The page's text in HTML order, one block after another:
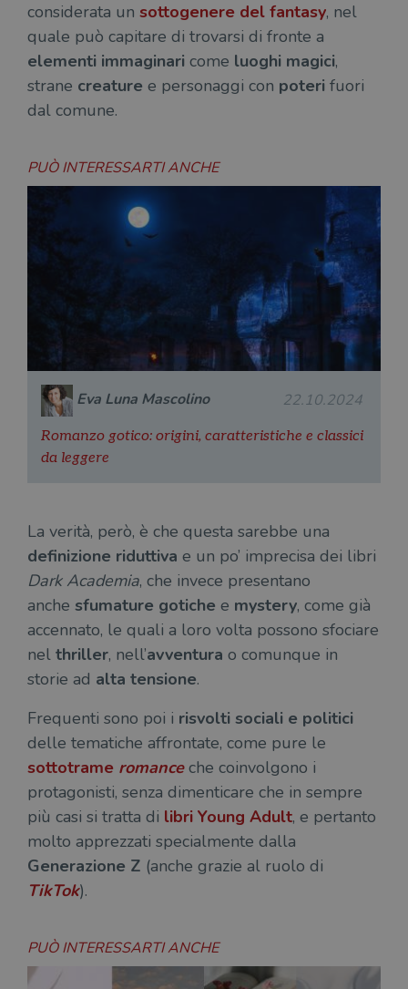
considerata un sottogenere del fantasy, nel
quale può capitare di trovarsi di fronte a
elementi immaginari come luoghi magici,
strane creature e personaggi con poteri fuori
dal comune.
PUÒ INTERESSARTI ANCHE
Eva Luna Mascolino 22.10.2024
Romanzo gotico: origini, caratteristiche e classici
da leggere
La verità, però, è che questa sarebbe una
definizione riduttiva e un po’ imprecisa dei libri
Dark Academia, che invece presentano
anche sfumature gotiche e mystery, come già
accennato, le quali a loro volta possono sfociare
nel thriller, nell’avventura o comunque in
storie ad alta tensione.
Frequenti sono poi i risvolti sociali e politici
delle tematiche affrontate, come pure le
sottotrame romanceche coinvolgono i
protagonisti, senza dimenticare che in sempre
più casi si tratta di libri Young Adult, e pertanto
molto apprezzati specialmente dalla
Generazione Z (anche grazie al ruolo di
TikTok).
PUÒ INTERESSARTI ANCHE